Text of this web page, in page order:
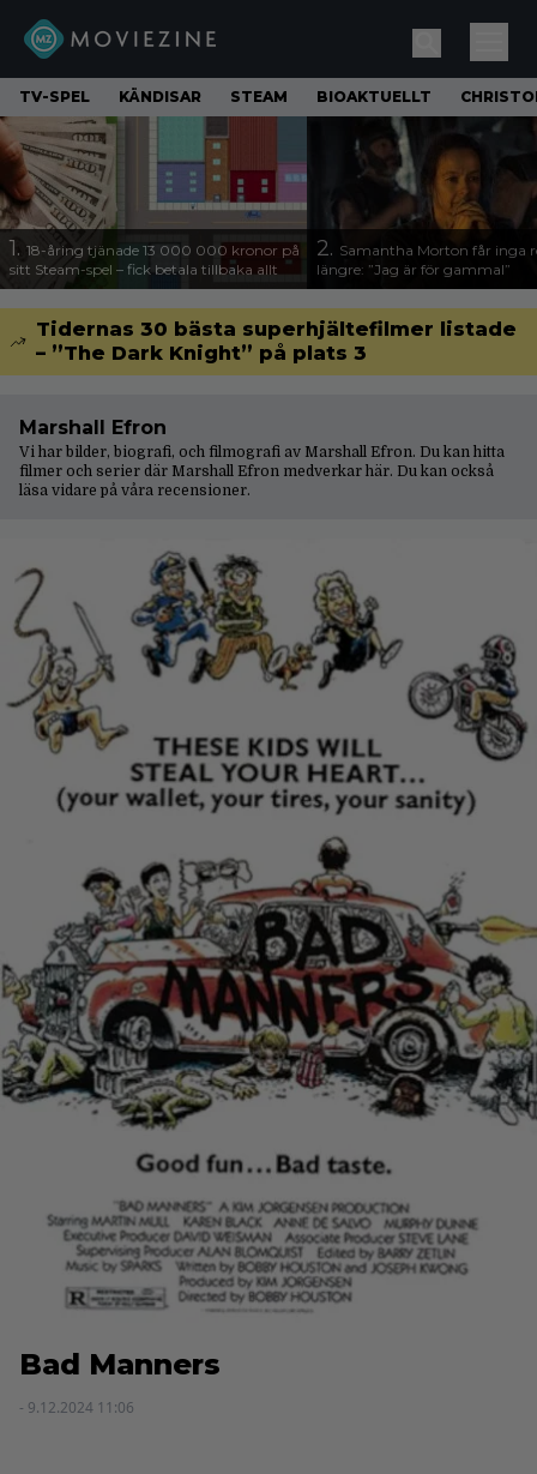
TV-SPEL KÄNDISAR STEAM BIOAKTUELLT
1. 18-åring tjänade 13 000 000 kronor på
sitt Steam-spel – fick betala tillbaka allt
2. Samantha Morton får inga
längre: ”Jag är för gammal”
Tidernas 30 bästa superhjältefilmer listade
– ”The Dark Knight” på plats 3
Marshall Efron
Vi har bilder, biografi, och filmografi av Marshall Efron. Du kan hitta
filmer och serier där Marshall Efron medverkar här. Du kan också
läsa vidare på våra recensioner.
Bad Manners
- 9.12.2024 11:06